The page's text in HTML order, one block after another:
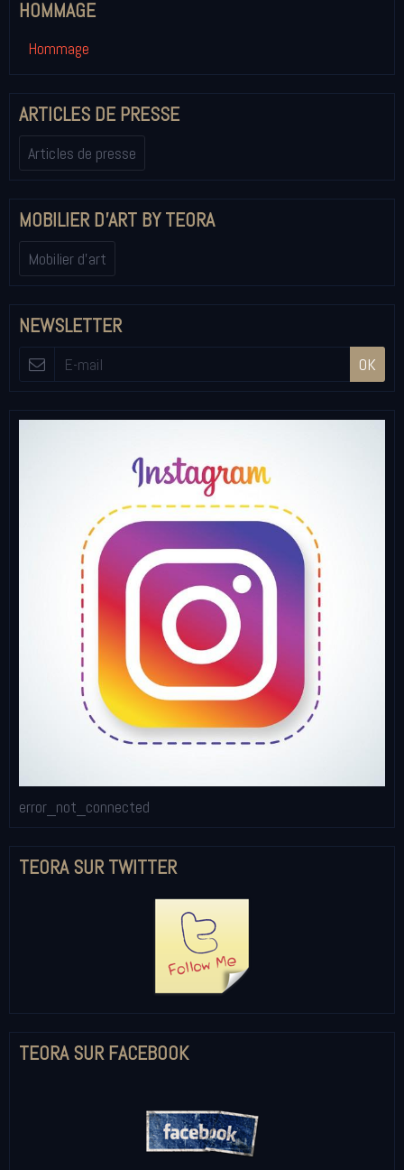
HOMMAGE
Hommage
ARTICLES DE PRESSE
Articles de presse
MOBILIER D'ART BY TEORA
Mobilier d'art
NEWSLETTER
OK
error_not_connected
TEORA SUR TWITTER
TEORA SUR FACEBOOK